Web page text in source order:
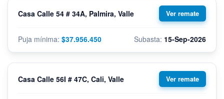
$37.956.450
Casa Calle 54 # 34A, Palmira, Valle
15-Sep-2026
Casa Calle 56I # 47C, Cali, Valle